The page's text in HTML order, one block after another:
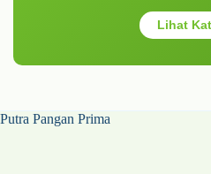
Lihat
Putra Pangan Prima